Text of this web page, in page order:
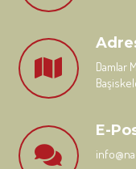
Damlar
E-